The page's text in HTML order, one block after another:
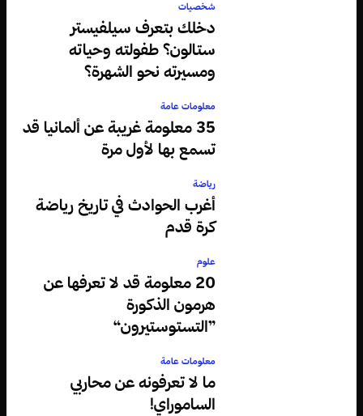
شخصيات
دخلك بتعرف سيلفيستر
ستالون؟ طفولته وحياته
ومسيرته نحو الشهرة؟
معلومات عامة
35 معلومة غريبة عن ألمانيا قد
تسمع بها لأول مرة
رياضة
أغرب الحوادث في تاريخ رياضة
كرة قدم
علوم
20 معلومة قد لا تعرفها عن
هرمون الذكورة
”التستوستيرون“
معلومات عامة
ما لا تعرفونه عن محاربي
الساموراي!